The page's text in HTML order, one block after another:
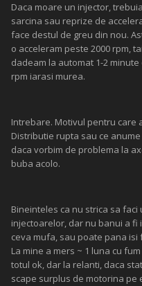
Daca moare un injector,
sarcina sau reprize de
face destul de greu din nou.
o acceleram peste 2000 rpm,
dadeam la automat 1-2
rpm iarasi murea.
Intrebare. Motivul pentru care
Distributie rupta sau ce
daca vorbim de problema la
buba acolo.
Bineinteles ca nu strica sa
injectoarelor, dar nu banui a fi
ceva mufa, sau poate pana
La mine a mers ~ 1 luna cu
totul ok, dar la relanti, daca
scape surplus de motorina pe